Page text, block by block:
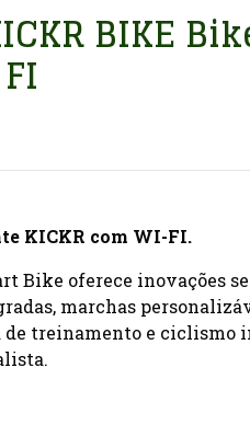
BIKE
KICKR com WI-FI.
Bike oferece inovações
marchas
treinamento e ciclismo